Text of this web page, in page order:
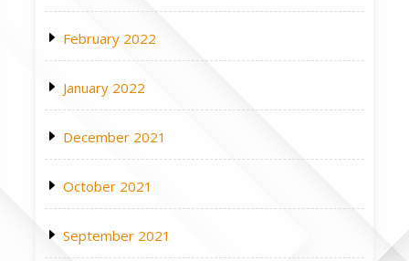
February 2022
January 2022
December 2021
October 2021
September 2021